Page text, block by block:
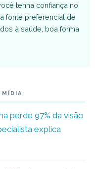
tenha confiança no
fonte preferencial de
à saúde, boa forma
MÍDIA
perde 97% da visão
explica